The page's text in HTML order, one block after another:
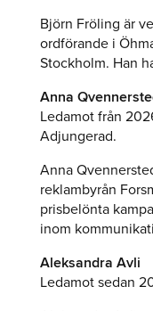
Björn Fröling är
ordförande i
Stockholm. Han
Anna
Ledamot från
Adjungerad.
Anna
reklambyrån
prisbelönta
inom
Aleksandra Avli
Ledamot sedan